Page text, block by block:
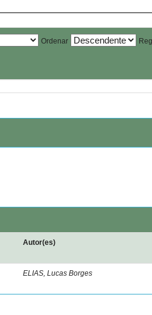
Ordenar
Autor(es)
ELIAS, Lucas Borges